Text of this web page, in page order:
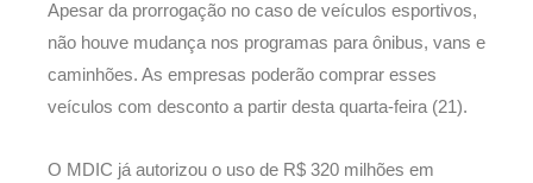
Apesar da prorrogação no caso de veículos esportivos,
não houve mudança nos programas para ônibus, vans e
caminhões. As empresas poderão comprar esses
veículos com desconto a partir desta quarta-feira (21).
O MDIC já autorizou o uso de R$ 320 milhões em